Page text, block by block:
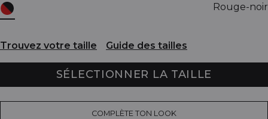
Rouge-noir
Trouvez votre taille Guide des tailles
SÉLECTIONNER LA TAILLE
COMPLÈTE TON LOOK